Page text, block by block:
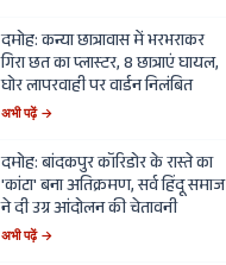
दमोह: कन्या छात्रावास में भरभराकर
गिरा छत का प्लास्टर, 8 छात्राएं घायल,
घोर लापरवाही पर वार्डन निलंबित
अभी पढ़ें →
दमोह: बांदकपुर कॉरिडोर के रास्ते का
'कांटा' बना अतिक्रमण, सर्व हिंदू समाज
ने दी उग्र आंदोलन की चेतावनी
अभी पढ़ें →